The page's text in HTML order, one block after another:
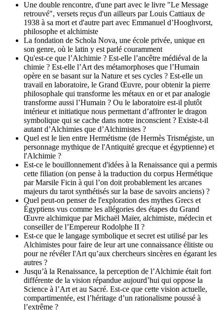
Une double rencontre, d'une part avec le livre "Le Message
retrouvé", versets reçus d'un ailleurs par Louis Cattiaux de
1938 à sa mort et d'autre part avec Emmanuel d’Hooghvorst,
philosophe et alchimiste
La fondation de Schola Nova, une école privée, unique en
son genre, où le latin y est parlé couramment
Qu'est-ce que l’Alchimie ? Est-elle l’ancêtre médiéval de la
chimie ? Est-elle l’Art des métamorphoses que l’Humain
opère en se basant sur la Nature et ses cycles ? Est-elle un
travail en laboratoire, le Grand Œuvre, pour obtenir la pierre
philosophale qui transforme les métaux en or et par analogie
transforme aussi l’Humain ? Ou le laboratoire est-il plutôt
intérieur et initiatique nous permettant d’affronter le dragon
symbolique qui se cache dans notre inconscient ? Existe-t-il
autant d’Alchimies que d’Alchimistes ?
Quel est le lien entre Hermétisme (de Hermès Trismégiste, un
personnage mythique de l'Antiquité grecque et égyptienne) et
l'Alchimie ?
Est-ce le bouillonnement d'idées à la Renaissance qui a permis
cette filiation (on pense à la traduction du corpus Hermétique
par Marsile Ficin à qui l’on doit probablement les arcanes
majeurs du tarot synthétisés sur la base de savoirs anciens) ?
Quel peut-on penser de l'exploration des mythes Grecs et
Égyptiens vus comme les allégories des étapes du Grand
Œuvre alchimique par Michaël Maïer, alchimiste, médecin et
conseiller de l’Empereur Rodolphe II ?
Est-ce que le langage symbolique et secret est utilisé par les
Alchimistes pour faire de leur art une connaissance élitiste ou
pour ne révéler l'Art qu’aux chercheurs sincères en égarant les
autres ?
Jusqu’à la Renaissance, la perception de l’Alchimie était fort
différente de la vision répandue aujourd’hui qui oppose la
Science à l’Art et au Sacré. Est-ce que cette vision actuelle,
compartimentée, est l’héritage d’un rationalisme poussé à
l’extrême ?